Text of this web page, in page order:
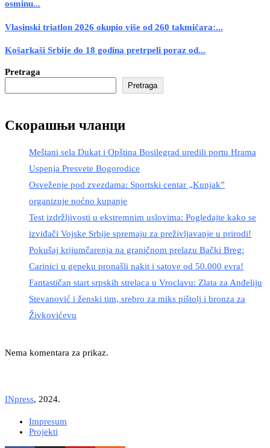
osminu...
Vlasinski triatlon 2026 okupio više od 260 takmičara:...
Košarkaši Srbije do 18 godina pretrpeli poraz od...
Pretraga
Pretraga
Скорашњи чланци
Meštani sela Dukat i Opština Bosilegrad uredili portu Hrama
Uspenja Presvete Bogorodice
Osveženje pod zvezdama: Sportski centar „Kunjak”
organizuje noćno kupanje
Test izdržljivosti u ekstremnim uslovima: Pogledajte kako se
izviđači Vojske Srbije spremaju za preživljavanje u prirodi!
Pokušaj krijumčarenja na graničnom prelazu Bački Breg:
Carinici u gepeku pronašli nakit i satove od 50.000 evra!
Fantastičan start srpskih strelaca u Vroclavu: Zlata za Anđeliju
Stevanović i ženski tim, srebro za miks pištolj i bronza za
Živkovićevu
Nema komentara za prikaz.
INpress, 2024.
Impresum
Projekti